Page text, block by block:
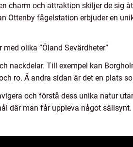
charm och attraktion skiljer de sig
Ottenby fågelstation erbjuder en
olika ”Öland Sevärdheter”
nackdelar. Till exempel kan
ro. Å andra sidan är det en plats
och förstå dess unika natur
där man får uppleva något sällsynt.